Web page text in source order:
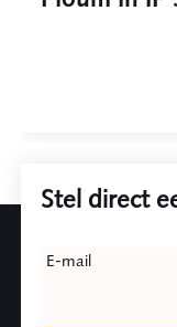
Stel direct
this
E-mail